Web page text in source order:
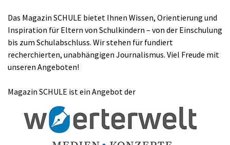
E-Mail(wird nicht veröffentlicht)(benötigt)
Kommentar
Das Magazin SCHULE bietet Ihnen Wissen, Orientierung und
Inspiration für Eltern von Schulkindern – von der Einschulung
bis zum Schulabschluss. Wir stehen für fundiert
recherchierten, unabhängigen Journalismus. Viel Freude mit
unseren Angeboten!
Magazin SCHULE ist ein Angebot der